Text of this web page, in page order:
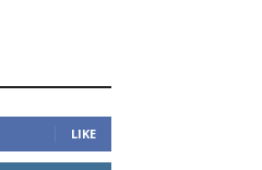
LIKE